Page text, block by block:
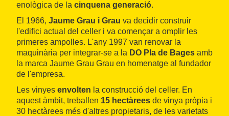
enològica de la cinquena generació.
El 1966, Jaume Grau i Grau va decidir construir
l'edifici actual del celler i va començar a omplir les
primeres ampolles. L'any 1997 van renovar la
maquinària per integrar-se a la DO Pla de Bages amb
la marca Jaume Grau Grau en homenatge al fundador
de l'empresa.
Les vinyes envolten la construcció del celler. En
aquest àmbit, treballen 15 hectàrees de vinya pròpia i
30 hectàrees més d'altres propietaris, de les varietats